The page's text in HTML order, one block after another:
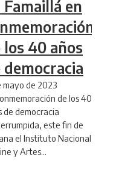
Famaillá en
los 40 años
democracia
mayo de 2023
de los 40
de democracia
este fin de
el Instituto Nacional
y Artes…